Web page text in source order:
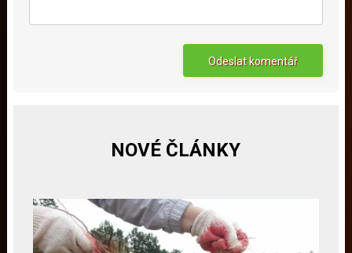
NOVÉ ČLÁNKY